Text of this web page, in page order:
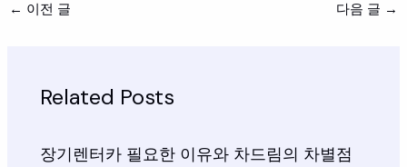
← 이전 글 다음 글 →
Related Posts
장기렌터카 필요한 이유와 차드림의 차별점